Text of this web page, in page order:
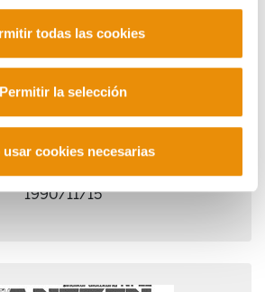
todas las cookies
Permitir la selección
usar cookies necesarias
1990/11/15